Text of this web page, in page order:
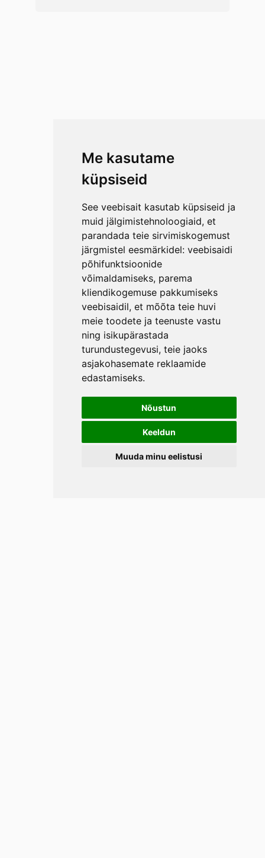
Me kasutame
küpsiseid
See veebisait kasutab küpsiseid ja
muid jälgimistehnoloogiaid, et
parandada teie sirvimiskogemust
järgmistel eesmärkidel: veebisaidi
põhifunktsioonide
võimaldamiseks, parema
kliendikogemuse pakkumiseks
veebisaidil, et mõõta teie huvi
meie toodete ja teenuste vastu
ning isikupärastada
turundustegevusi, teie jaoks
asjakohasemate reklaamide
edastamiseks.
Nõustun
Keeldun
Muuda minu eelistusi